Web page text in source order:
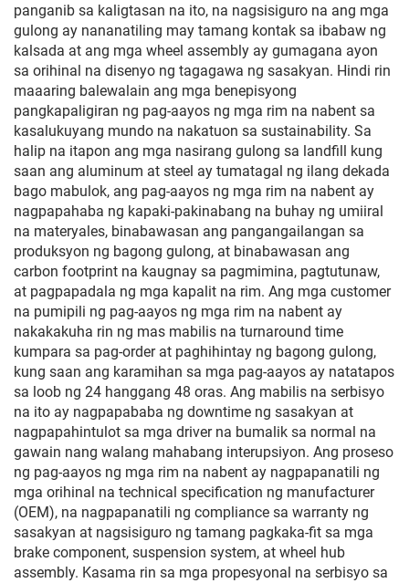
panganib sa kaligtasan na ito, na nagsisiguro na ang mga
gulong ay nananatiling may tamang kontak sa ibabaw ng
kalsada at ang mga wheel assembly ay gumagana ayon
sa orihinal na disenyo ng tagagawa ng sasakyan. Hindi rin
maaaring balewalain ang mga benepisyong
pangkapaligiran ng pag-aayos ng mga rim na nabent sa
kasalukuyang mundo na nakatuon sa sustainability. Sa
halip na itapon ang mga nasirang gulong sa landfill kung
saan ang aluminum at steel ay tumatagal ng ilang dekada
bago mabulok, ang pag-aayos ng mga rim na nabent ay
nagpapahaba ng kapaki-pakinabang na buhay ng umiiral
na materyales, binabawasan ang pangangailangan sa
produksyon ng bagong gulong, at binabawasan ang
carbon footprint na kaugnay sa pagmimina, pagtutunaw,
at pagpapadala ng mga kapalit na rim. Ang mga customer
na pumipili ng pag-aayos ng mga rim na nabent ay
nakakakuha rin ng mas mabilis na turnaround time
kumpara sa pag-order at paghihintay ng bagong gulong,
kung saan ang karamihan sa mga pag-aayos ay natatapos
sa loob ng 24 hanggang 48 oras. Ang mabilis na serbisyo
na ito ay nagpapababa ng downtime ng sasakyan at
nagpapahintulot sa mga driver na bumalik sa normal na
gawain nang walang mahabang interupsiyon. Ang proseso
ng pag-aayos ng mga rim na nabent ay nagpapanatili ng
mga orihinal na technical specification ng manufacturer
(OEM), na nagpapanatili ng compliance sa warranty ng
sasakyan at nagsisiguro ng tamang pagkaka-fit sa mga
brake component, suspension system, at wheel hub
assembly. Kasama rin sa mga propesyonal na serbisyo sa